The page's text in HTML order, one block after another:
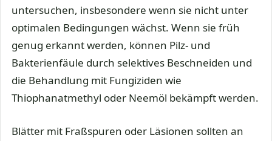
untersuchen, insbesondere wenn sie nicht unter
optimalen Bedingungen wächst. Wenn sie früh
genug erkannt werden, können Pilz- und
Bakterienfäule durch selektives Beschneiden und
die Behandlung mit Fungiziden wie
Thiophanatmethyl oder Neemöl bekämpft werden.
Blätter mit Fraßspuren oder Läsionen sollten an